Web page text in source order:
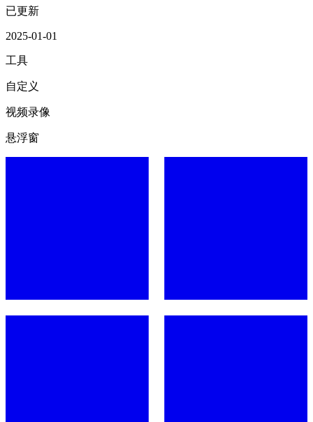
已更新
2025-01-01
工具
自定义
视频录像
悬浮窗